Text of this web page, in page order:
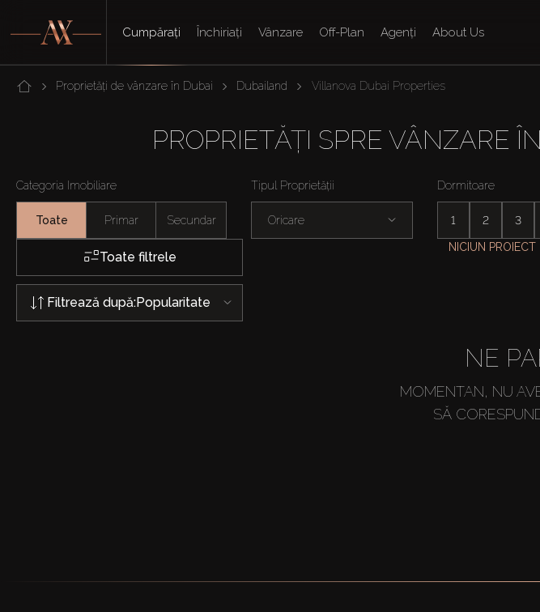
Cumpărați Închiriați Vânzare Off-Plan Agenți About Us
Proprietăți de vânzare în Dubai Dubailand Villanova Dubai Properties
PROPRIETĂȚI SPRE VÂNZARE
Categoria Imobiliare
Toate Primar Secundar
Tipul Proprietății
Oricare
Dormitoare
1 2 3
Toate filtrele
NICIUN PROIECT
Filtrează după:Popularitate
NE
MOMENTAN, NU
SĂ